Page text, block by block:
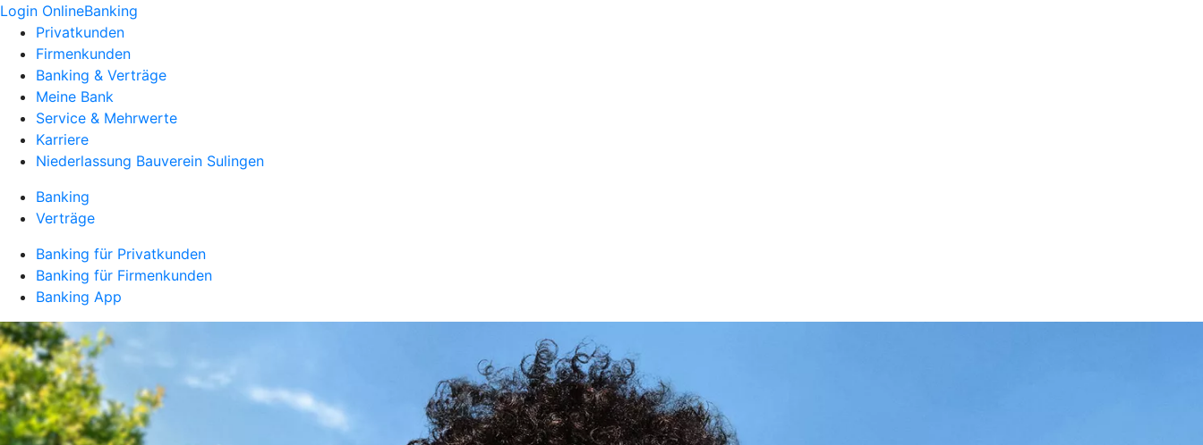
Login OnlineBanking
Privatkunden
Firmenkunden
Banking & Verträge
Meine Bank
Service & Mehrwerte
Karriere
Niederlassung Bauverein Sulingen
Banking
Verträge
Banking für Privatkunden
Banking für Firmenkunden
Banking App